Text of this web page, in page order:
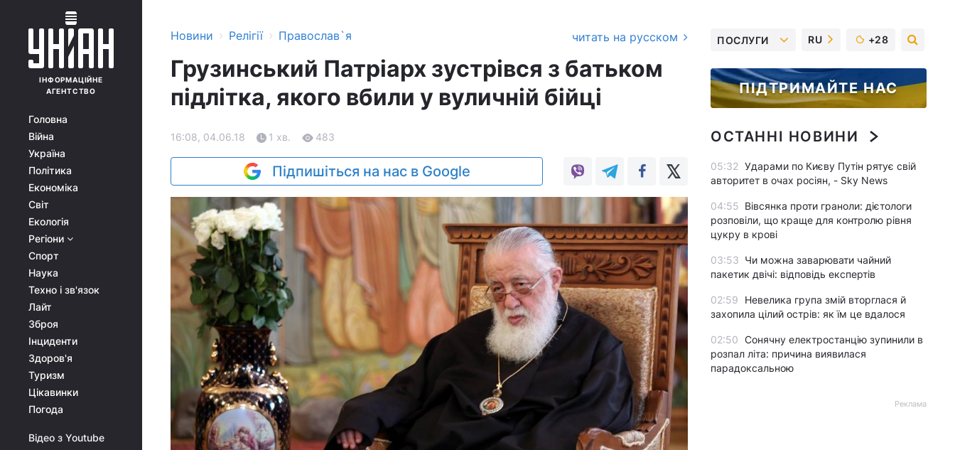
ІНФОРМАЦІЙНЕ
АГЕНТСТВО
Головна
Війна
Україна
Політика
Економіка
Світ
Екологія
Регіони
Спорт
Наука
Техно і зв'язок
Лайт
Зброя
Інциденти
Здоров'я
Туризм
Цікавинки
Погода
Відео з Youtube
Новини › Релігії › Православ`я читать на русском
Грузинський Патріарх зустрівся з батьком
підлітка, якого вбили у вуличній бійці
16:08, 04.06.18 1 хв. 483
Підпишіться на нас в Google
ПОСЛУГИ RU +28
ПІДТРИМАЙТЕ НАС
ОСТАННІ НОВИНИ
05:32 Ударами по Києву Путін рятує свій
авторитет в очах росіян, - Sky News
04:55 Вівсянка проти граноли: дієтологи
розповіли, що краще для контролю рівня
цукру в крові
03:53 Чи можна заварювати чайний
пакетик двічі: відповідь експертів
02:59
Невелика група змій вторглася й
захопила цілий острів: як їм це вдалося
02:50 Сонячну електростанцію зупинили в
розпал літа: причина виявилася
парадоксальною
Реклама